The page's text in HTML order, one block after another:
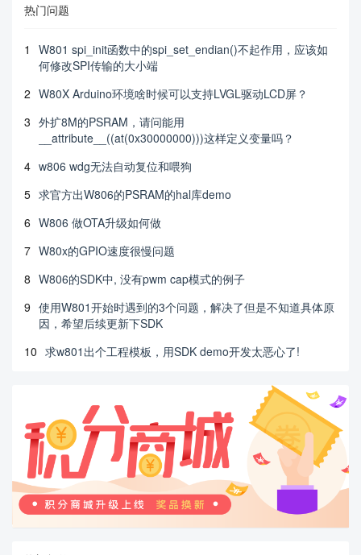
热门问题
1
W801 spi_init函数中的spi_set_endian()不起作用，应该如
何修改SPI传输的大小端
2 W80X Arduino环境啥时候可以支持LVGL驱动LCD屏？
3 外扩8M的PSRAM，请问能用
__attribute__((at(0x30000000)))这样定义变量吗？
4 w806 wdg无法自动复位和喂狗
5 求官方出W806的PSRAM的hal库demo
6 W806 做OTA升级如何做
7 W80x的GPIO速度很慢问题
8 W806的SDK中, 没有pwm cap模式的例子
9 使用W801开始时遇到的3个问题，解决了但是不知道具体原
因，希望后续更新下SDK
10 求w801出个工程模板，用SDK demo开发太恶心了!